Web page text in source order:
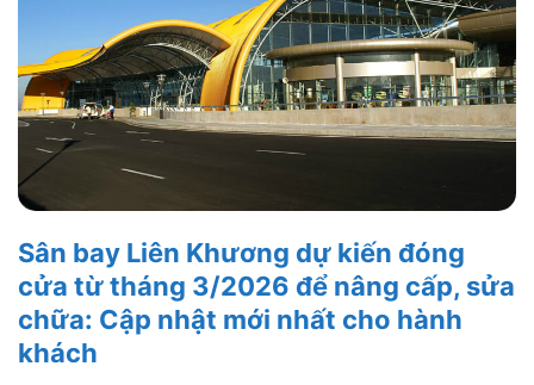
Sân bay Liên Khương dự kiến đóng
cửa từ tháng 3/2026 để nâng cấp, sửa
chữa: Cập nhật mới nhất cho hành
khách